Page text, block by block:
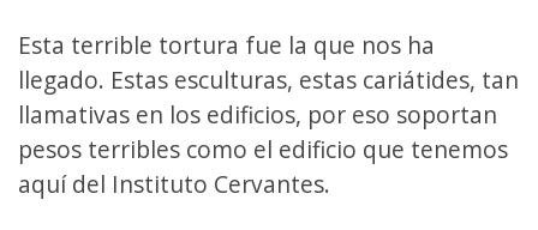
Esta terrible tortura fue la que nos ha
llegado. Estas esculturas, estas cariátides, tan
llamativas en los edificios, por eso soportan
pesos terribles como el edificio que tenemos
aquí del Instituto Cervantes.